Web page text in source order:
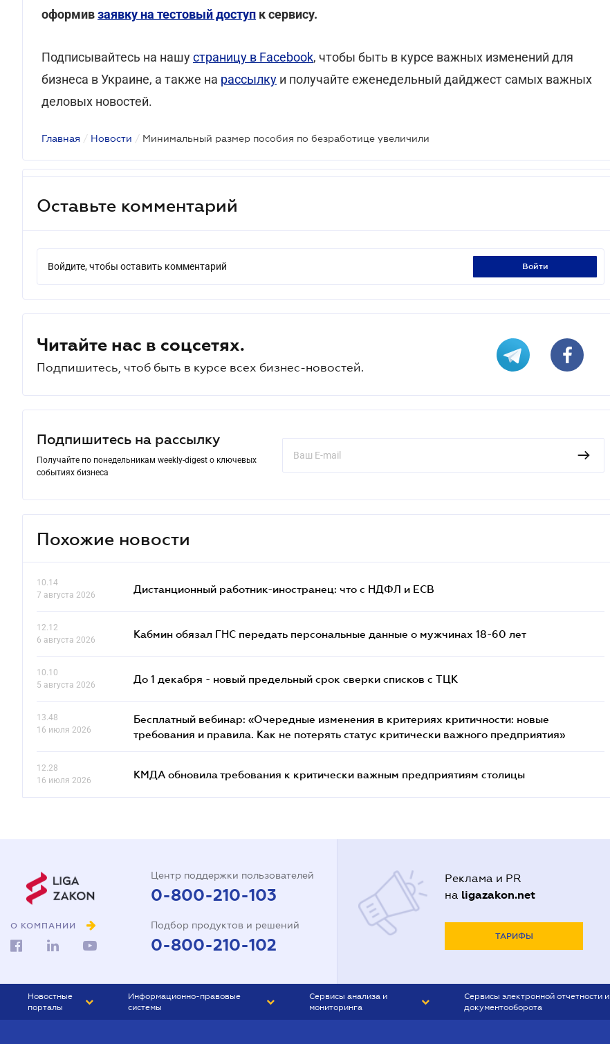
оформивзаявку на тестовый доступ к сервису.
Подписывайтесь на нашустраницу в Facebook, чтобы быть в курсе важных изменений для
бизнеса в Украине, а также на рассылку и получайте еженедельный дайджест самых важных
деловых новостей.
Главная / Новости / Минимальный размер пособия по безработице увеличили
Оставьте комментарий
Войдите, чтобы оставить комментарий войти
Читайте нас в соцсетях.
Подпишитесь, чтоб быть в курсе всех бизнес-новостей.
Подпишитесь на рассылку
Получайте по понедельникам weekly-digest о ключевых
событиях бизнеса
Похожие новости
10.14
7 августа 2026
Дистанционный работник-иностранец: что с НДФЛ и ЕСВ
12.12
6 августа 2026
Кабмин обязал ГНС передать персональные данные о мужчинах 18-60 лет
10.10
5 августа 2026
До 1 декабря - новый предельный срок сверки списков c ТЦК
13.48
16 июля 2026
Бесплатный вебинар: «Очередные изменения в критериях критичности: новые
требования и правила. Как не потерять статус критически важного предприятия»
12.28
16 июля 2026
КМДА обновила требования к критически важным предприятиям столицы
О КОМПАНИИ
Центр поддержки пользователей
0-800-210-103
Подбор продуктов и решений
0-800-210-102
Реклама и PR
на ligazakon.net
ТАРИФЫ
Новостные
порталы
Информационно-правовые
системы
Сервисы анализа и
мониторинга
Сервисы электронной отчетности и
документооборота